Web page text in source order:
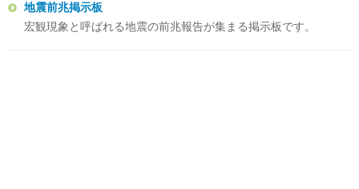
地震前兆掲示板
宏観現象と呼ばれる地震の前兆報告が集まる掲示板です。